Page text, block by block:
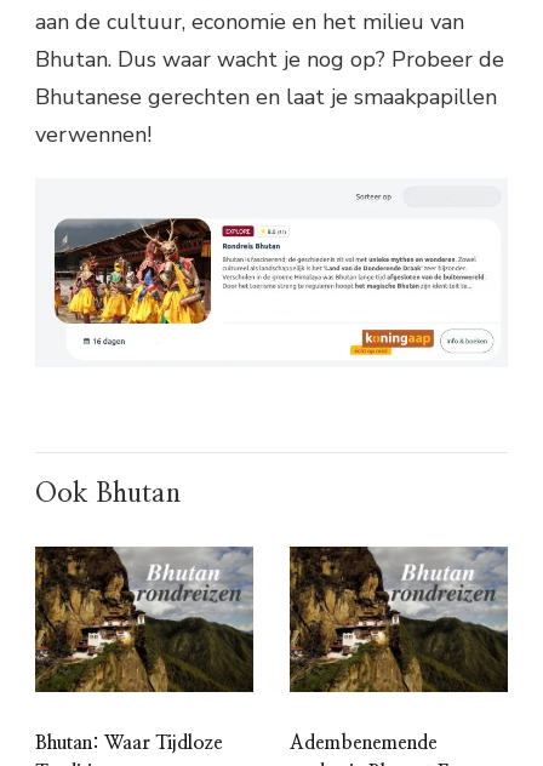
aan de cultuur, economie en het milieu van
Bhutan. Dus waar wacht je nog op? Probeer de
Bhutanese gerechten en laat je smaakpapillen
verwennen!
Ook Bhutan
Bhutan: Waar Tijdloze
Adembenemende